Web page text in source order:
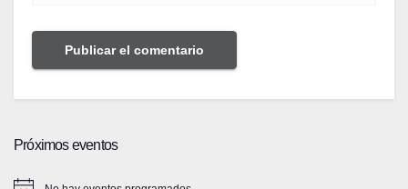
Próximos eventos